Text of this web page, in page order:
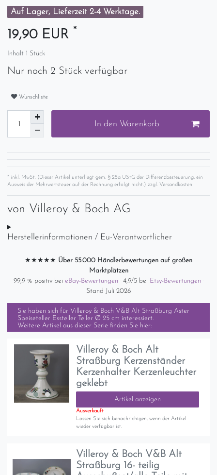
Auf Lager, Lieferzeit 2-4 Werktage.
19,90 EUR *
Inhalt 1 Stück
Nur noch 2 Stück verfügbar
Wunschliste
In den Warenkorb
* inkl. MwSt. (Dieser Artikel unterliegt gem. § 25a UStG der Differenzbesteuerung, ein
Ausweis der Mehrwertsteuer auf der Rechnung erfolgt nicht.) zzgl. Versandkosten
von Villeroy & Boch AG
Herstellerinformationen / Eu-Verantwortlicher
★★★★★ Über 55.000 Händlerbewertungen auf großen
Marktplätzen
99,9 % positiv bei eBay-Bewertungen · 4,9/5 bei Etsy-Bewertungen ·
Stand Juli 2026
Sie haben sich für Villeroy & Boch V&B Alt Straßburg Aster
Speiseteller Essteller Teller Ø 25 cm interessiert.
Weitere Artikel aus dieser Serie finden Sie hier:
Villeroy & Boch Alt
Straßburg Kerzenständer
Kerzenhalter Kerzenleuchter
geklebt
Artikel anzeigen
Ausverkauft
Lassen Sie sich benachrichigen, wenn der Artikel
wieder verfügbar ist.
Villeroy & Boch V&B Alt
Straßburg 16- teilig